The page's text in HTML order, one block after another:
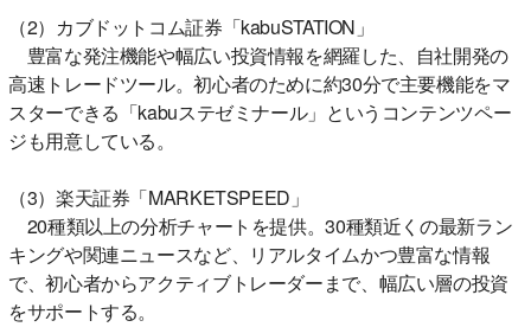
（2）カブドットコム証券「kabuSTATION」
豊富な発注機能や幅広い投資情報を網羅した、自社開発の
高速トレードツール。初心者のために約30分で主要機能をマ
スターできる「kabuステゼミナール」というコンテンツペー
ジも用意している。
（3）楽天証券「MARKETSPEED」
20種類以上の分析チャートを提供。30種類近くの最新ラン
キングや関連ニュースなど、リアルタイムかつ豊富な情報
で、初心者からアクティブトレーダーまで、幅広い層の投資
をサポートする。